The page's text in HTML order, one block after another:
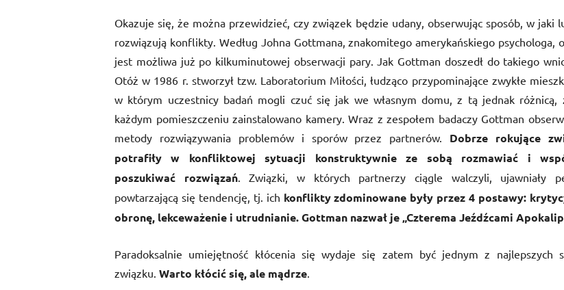
Okazuje się, że można przewidzieć, czy związek będzie udany, obserwując sposób, w jaki
rozwiązują konflikty. Według Johna Gottmana, znakomitego amerykańskiego psychologa,
jest możliwa już po kilkuminutowej obserwacji pary. Jak Gottman doszedł do takiego
Otóż w 1986 r. stworzył tzw. Laboratorium Miłości, łudząco przypominające zwykłe
w którym uczestnicy badań mogli czuć się jak we własnym domu, z tą jednak różnicą,
każdym pomieszczeniu zainstalowano kamery. Wraz z zespołem badaczy Gottman
metody rozwiązywania problemów i sporów przez partnerów. Dobrze rokujące
potrafiły w konfliktowej sytuacji konstruktywnie ze sobą rozmawiać i
poszukiwać rozwiązań. Związki, w których partnerzy ciągle walczyli, ujawniały
powtarzającą się tendencję, tj. ich konflikty zdominowane były przez 4 postawy:
obronę, lekceważenie i utrudnianie. Gottman nazwał je„Czterema Jeźdźcami
Paradoksalnie umiejętność kłócenia się wydaje się zatem być jednym z najlepszych
związku. Warto kłócićsię, ale mądrze.